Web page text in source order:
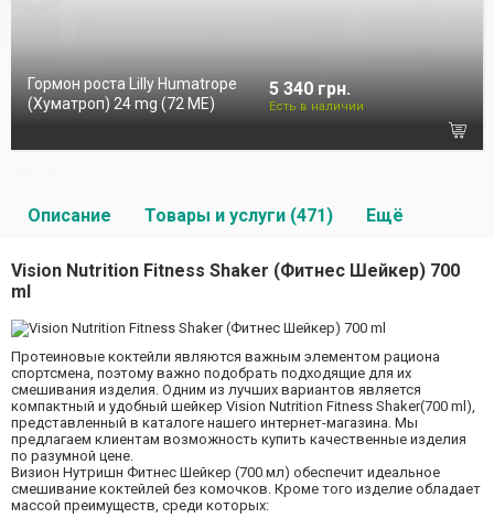
Гормон роста Lilly Humatrope
(Хуматроп) 24 mg (72 МЕ)
5 340 грн.
Есть в наличии
Описание Товары и услуги (471) Ещё
Vision Nutrition Fitness Shaker (Фитнес Шейкер) 700
ml
Протеиновые коктейли являются важным элементом рациона
спортсмена, поэтому важно подобрать подходящие для их
смешивания изделия. Одним из лучших вариантов является
компактный и удобный шейкер Vision Nutrition Fitness Shaker(700 ml),
представленный в каталоге нашего интернет-магазина. Мы
предлагаем клиентам возможность купить качественные изделия
по разумной цене.
Визион Нутришн Фитнес Шейкер (700 мл) обеспечит идеальное
смешивание коктейлей без комочков. Кроме того изделие обладает
массой преимуществ, среди которых: